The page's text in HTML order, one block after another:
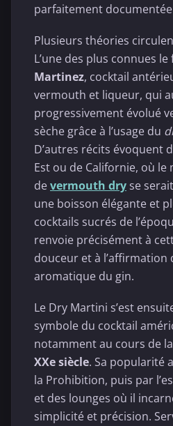
parfaitement
Plusieurs théories
L’une des plus connues
Martinez, cocktail
vermouth et liqueur, qui
progressivement évolué
sèche grâce à l’usage du
D’autres récits évoquent
Est ou de Californie, où le
devermouth dry se
une boisson élégante et
cocktails sucrés de
renvoie précisément à
douceur et à l’affirmation
aromatique du gin.
Le Dry Martini s’est
symbole du cocktail
notamment au cours de
XXe siècle. Sa popularité
la Prohibition, puis par
et des lounges où il
simplicité et précision.